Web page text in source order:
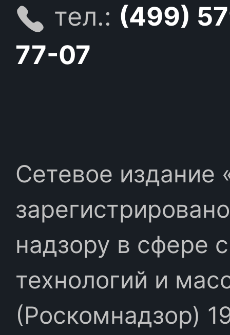
тел.: (499)
77-07
Сетевое издание
надзору в сфере
технологий и
(Роскомнадзор)